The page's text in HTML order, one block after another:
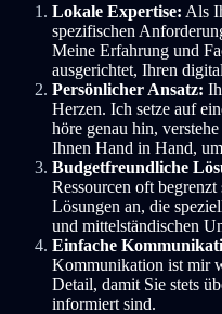
Lokale Expertise: Als
spezifischen
Meine Erfahrung und
ausgerichtet, Ihren
Persönlicher Ansatz:
Herzen. Ich setze auf
höre genau hin,
Ihnen Hand in Hand,
Budgetfreundliche
Ressourcen oft
Lösungen an, die
und mittelständischen
Einfache
Kommunikation ist mir
Detail, damit Sie stets
informiert sind.